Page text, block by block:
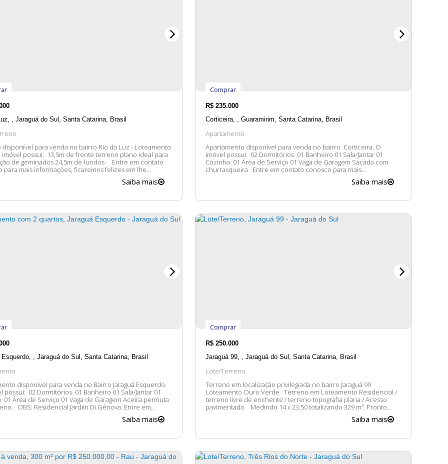
Jaraguá do Sul Santa Catarina, Brasil
para venda no bairro Rio da Luz - Loteamento
geminados 24,5m de fundos Entre em contato
para mais informações, ficaremos felizes em lhe
Saiba mais
Apartamento
R$ 235.000
Corticeira
,Guaramirim ,Santa Catarina Brasil
Apartamento disponível para venda no bairro Corticeira. O
imóvel possui: 02 Dormitórios 01 Banheiro 01 Sala/Jantar 01
Cozinha 01 Área de Serviço 01 Vaga de Garagem Sacada com
churrasqueira Entre em contato conosco para mais
e valores dos imóveis estão sujeitos a alteração sem aviso prévio.
Comprar
Saiba mais
Jaraguá do Sul Santa Catarina, Brasil
disponível para venda no Bairro Jaraguá Esquerdo.
Banheiro 01 Sala/Jantar 01
01 Área de Serviço 01 Vaga de Garagem Aceira permuta
Entre em
conosco para mais informações, ficaremos felizes em lhe
atender. 😀 A disponibilidade e valores dos imóveis estão...
Saiba mais
Lote/Terreno
R$ 250.000
Jaraguá 99
,Jaraguá do Sul ,Santa Catarina Brasil
Terreno em localização privilegiada no bairro Jaraguá 99
Loteamento Ouro Verde Terreno em Loteamento Residencial /
terreno livre de enchente / terreno topografia plana / Acesso
pavimentado Medindo 14 x 23,50 totalizando 329 m², Pronto
oportunidade de construir de acordo como você sempre sonhou
Comprar
Saiba mais